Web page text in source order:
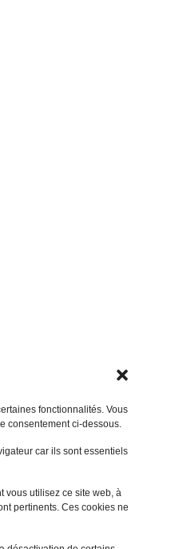
fonctionnalités. Vous
consentement ci-dessous.
car ils sont essentiels
vous utilisez ce site web, à
pertinents. Ces cookies ne